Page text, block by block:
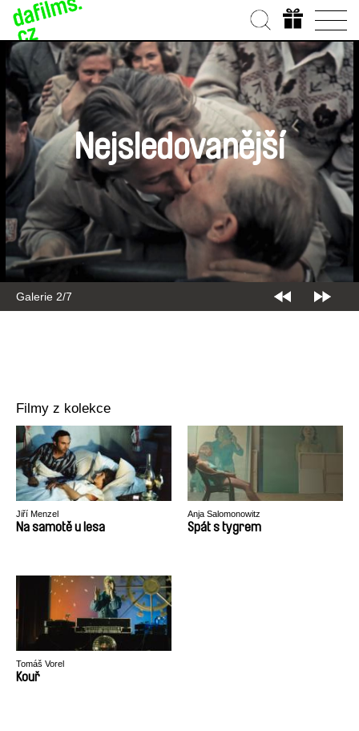
Galerie 2/7
Nejsledovanější
Filmy z kolekce
Jiří Menzel
Na samotě u lesa
Anja Salomonowitz
Spát s tygrem
Tomáš Vorel
Kouř